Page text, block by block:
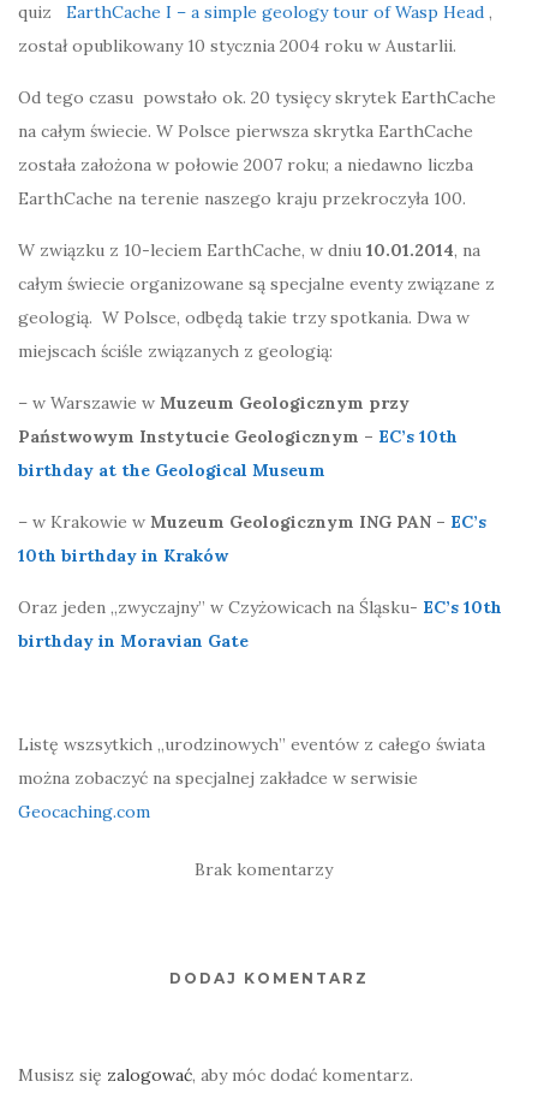
quiz EarthCache I – a simple geology tour of Wasp Head ,
został opublikowany 10 stycznia 2004 roku w Austarlii.
Od tego czasu powstało ok. 20 tysięcy skrytek EarthCache
na całym świecie. W Polsce pierwsza skrytka EarthCache
została założona w połowie 2007 roku; a niedawno liczba
EarthCache na terenie naszego kraju przekroczyła 100.
W związku z 10-leciem EarthCache, w dniu 10.01.2014, na
całym świecie organizowane są specjalne eventy związane z
geologią. W Polsce, odbędą takie trzy spotkania. Dwa w
miejscach ściśle związanych z geologią:
– w Warszawie w Muzeum Geologicznym przy
Państwowym Instytucie Geologicznym – EC’s 10th
birthday at the Geological Museum
– w Krakowie w Muzeum Geologicznym ING PAN – EC’s
10th birthday in Kraków
Oraz jeden „zwyczajny” w Czyżowicach na Śląsku- EC’s 10th
birthday in Moravian Gate
Listę wszsytkich „urodzinowych” eventów z całego świata
można zobaczyć na specjalnej zakładce w serwisie
Geocaching.com
Brak komentarzy
DODAJ KOMENTARZ
Musisz się zalogować, aby móc dodać komentarz.